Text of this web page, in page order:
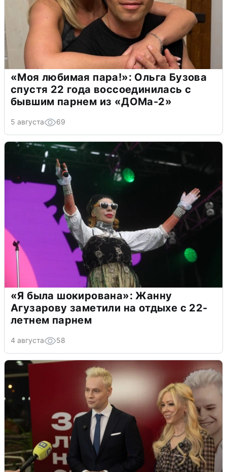
«Моя любимая пара!»: Ольга Бузова
спустя 22 года воссоединилась с
бывшим парнем из «ДОМа-2»
5 августа 69
«Я была шокирована»: Жанну
Агузарову заметили на отдыхе с 22-
летнем парнем
4 августа 58